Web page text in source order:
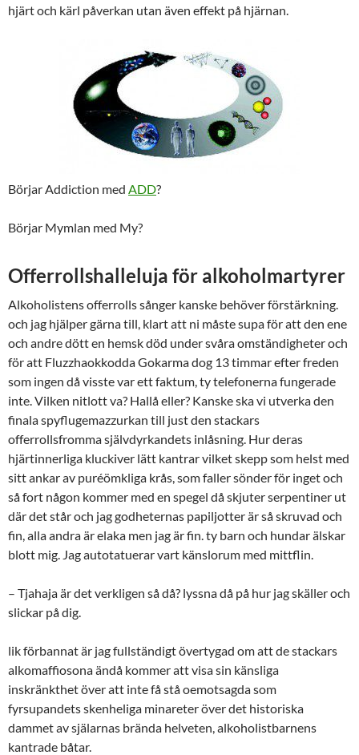
hjärt och kärl påverkan utan även effekt på hjärnan.
Börjar Addiction med ADD?
Börjar Mymlan med My?
Offerrollshalleluja för alkoholmartyrer
Alkoholistens offerrolls sånger kanske behöver förstärkning.
och jag hjälper gärna till, klart att ni måste supa för att den ene
och andre dött en hemsk död under svåra omständigheter och
för att Fluzzhaokkodda Gokarma dog 13 timmar efter freden
som ingen då visste var ett faktum, ty telefonerna fungerade
inte. Vilken nitlott va? Hallå eller? Kanske ska vi utverka den
finala spyflugemazzurkan till just den stackars
offerrollsfromma självdyrkandets inlåsning. Hur deras
hjärtinnerliga kluckiver lätt kantrar vilket skepp som helst med
sitt ankar av puréömkliga krås, som faller sönder för inget och
så fort någon kommer med en spegel då skjuter serpentiner ut
där det står och jag godheternas papiljotter är så skruvad och
fin, alla andra är elaka men jag är fin. ty barn och hundar älskar
blott mig. Jag autotatuerar vart känslorum med mittflin.
– Tjahaja är det verkligen så då? lyssna då på hur jag skäller och
slickar på dig.
lik förbannat är jag fullständigt övertygad om att de stackars
alkomaffiosona ändå kommer att visa sin känsliga
inskränkthet över att inte få stå oemotsagda som
fyrsupandets skenheliga minareter över det historiska
dammet av själarnas brända helveten, alkoholistbarnens
kantrade båtar.